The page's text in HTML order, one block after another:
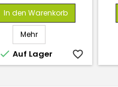
In den Warenkorb
Mehr
 Auf Lager favorite_border